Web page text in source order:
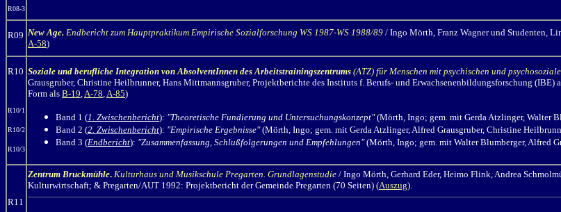
R08-3
R09 New Age. Endbericht zum Hauptpraktikum Empirische Sozialforschung WS 1987-WS 1988/89 / Ingo Mörth, Franz Wagner und Studenten,
A-58)
R10
R10/1
R10/2
R10/3
Soziale und berufliche Integration von AbsolventInnen des Arbeitstrainingszentrums (ATZ) für Menschen mit psychischen und
Grausgruber, Christine Heilbrunner, Hans Mittmannsgruber, Projektberichte des Instituts f. Berufs- und Erwachsenenbildungsforschung
Form als B-19,A-78,A-85)
Band 1 (1. Zwischenbericht): "Theoretische Fundierung und Untersuchungskonzept"(Mörth, Ingo; gem. mit Gerda Atzlinger, Walter
Band 2 (2. Zwischenbericht): "Empirische Ergebnisse"(Mörth, Ingo; gem. mit Gerda Atzlinger, Alfred Grausgruber, Christine
Band 3 (Endbericht): "Zusammenfassung, Schlußfolgerungen und Empfehlungen"(Mörth, Ingo; gem. mit Walter Blumberger, Alfred
R11
Zentrum Bruckmühle. Kulturhaus und Musikschule Pregarten. Grundlagenstudie / Ingo Mörth, Gerhard Eder, Heimo Flink, Andrea
Kulturwirtschaft; & Pregarten/AUT 1992: Projektbericht der Gemeinde Pregarten (70 Seiten) (Auszug).